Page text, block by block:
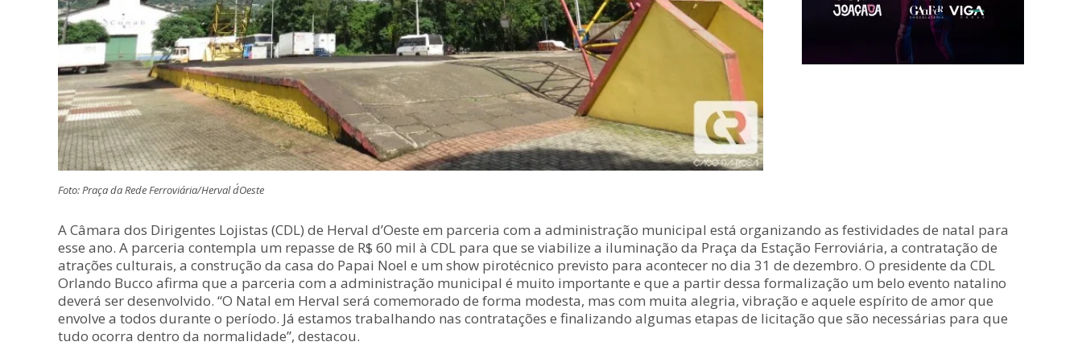
Foto: Praça da Rede Ferroviária/Herval d´Oeste
A Câmara dos Dirigentes Lojistas (CDL) de Herval d’Oeste em parceria com a administração municipal está organizando as festividades de natal para
esse ano. A parceria contempla um repasse de R$ 60 mil à CDL para que se viabilize a iluminação da Praça da Estação Ferroviária, a contratação de
atrações culturais, a construção da casa do Papai Noel e um show pirotécnico previsto para acontecer no dia 31 de dezembro. O presidente da CDL
Orlando Bucco afirma que a parceria com a administração municipal é muito importante e que a partir dessa formalização um belo evento natalino
deverá ser desenvolvido. “O Natal em Herval será comemorado de forma modesta, mas com muita alegria, vibração e aquele espírito de amor que
envolve a todos durante o período. Já estamos trabalhando nas contratações e finalizando algumas etapas de licitação que são necessárias para que
tudo ocorra dentro da normalidade”, destacou.